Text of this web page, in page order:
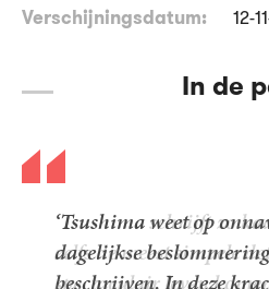
Verschijningsdatum:
12-
In de
‘Tsushima weet op
dagelijkse
beschrijven. In deze